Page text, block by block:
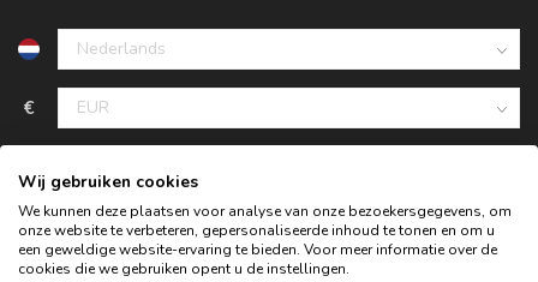
€
Wij gebruiken cookies
We kunnen deze plaatsen voor analyse van onze bezoekersgegevens, om
onze website te verbeteren, gepersonaliseerde inhoud te tonen en om u
een geweldige website-ervaring te bieden. Voor meer informatie over de
cookies die we gebruiken opent u de instellingen.